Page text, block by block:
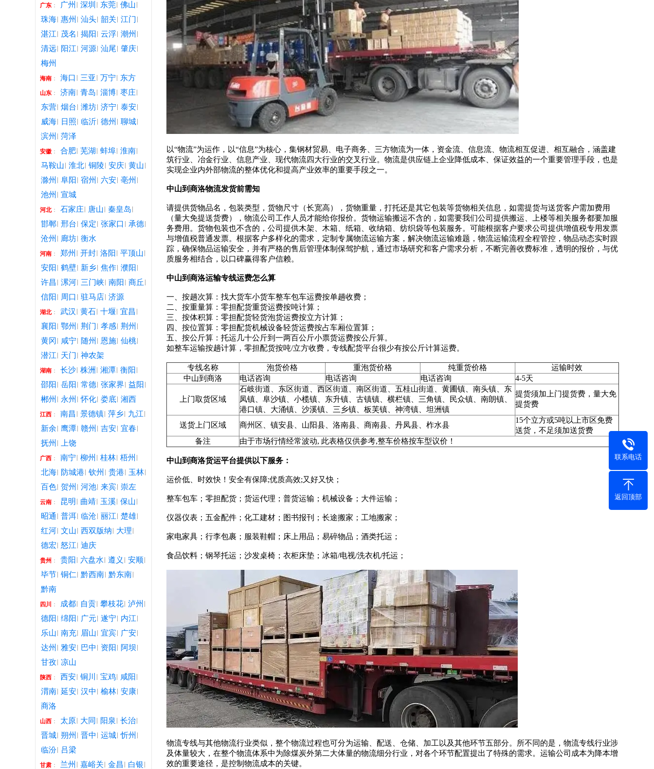
广东 ： 广州 深圳 东莞 佛山
珠海 惠州 汕头 韶关 江门
湛江
茂名 揭阳 云浮 潮州
清远
阳江 河源 汕尾 肇庆
梅州
海南 ： 海口 三亚 万宁 东方
山东 ： 济南 青岛 淄博 枣庄
东营 烟台 潍坊 济宁 泰安
威海
日照 临沂 德州
聊城
滨州
菏泽
安徽 ： 合肥 芜湖 蚌埠 淮南
马鞍山 淮北 铜陵 安庆 黄山
滁州
阜阳 宿州 六安 亳州
池州
宣城
河北： 石家庄 唐山 秦皇岛
邯郸 邢台 保定 张家口
承德
沧州
廊坊 衡水
河南 ： 郑州 开封 洛阳
平顶山
安阳
鹤壁 新乡 焦作 濮阳
许昌
漯河 三门峡 南阳
商丘
信阳
周口 驻马店 济源
湖北： 武汉 黄石 十堰 宜昌
襄阳
鄂州 荆门 孝感 荆州
黄冈
咸宁 随州 恩施 仙桃
潜江
天门 神农架
湖南 ： 长沙 株洲 湘潭 衡阳
邵阳
岳阳 常德 张家界 益阳
郴州
永州 怀化 娄底 湘西
江西 ： 南昌 景德镇 萍乡 九江
新余
鹰潭 赣州 吉安 宜春
抚州
上饶
广西 ： 南宁 柳州 桂林 梧州
北海
防城港 钦州 贵港
玉林
百色 贺州 河池 来宾 崇左
云南 ： 昆明 曲靖 玉溪 保山
昭通
普洱 临沧 丽江 楚雄
红河 文山 西双版纳
大理
德宏 怒江 迪庆
贵州 ： 贵阳 六盘水 遵义
安顺
毕节 铜仁 黔西南 黔东南
黔南
四川 ： 成都 自贡 攀枝花 泸州
德阳
绵阳 广元 遂宁 内江
乐山 南充 眉山 宜宾
广安
达州
雅安 巴中 资阳
阿坝
甘孜 凉山
陕西 ： 西安 铜川 宝鸡
咸阳
渭南 延安 汉中 榆林 安康
商洛
山西 ： 太原 大同 阳泉
长治
晋城 朔州 晋中 运城 忻州
临汾
吕梁
甘肃 ： 兰州 嘉峪关 金昌
白银
以“物流”为运作，以“信息”为核心，集钢材贸易、电子商务、三方物流为一体，资金流、信息流、物流相互促进、相互融合，涵盖建
筑行业、冶金行业、信息产业、现代物流四大行业的交叉行业。物流是供应链上企业降低成本、保证效益的一个重要管理手段，也是
实现企业内外部物流的整体优化和提高产业效率的重要手段之一。
中山到商洛物流发货前需知
请提供货物品名，包装类型，货物尺寸（长宽高），货物重量，打托还是其它包装等货物相关信息，如需提货与送货客户需加费用
（量大免提送货费），物流公司工作人员才能给你报价。货物运输搬运不含的，如需要我们公司提供搬运、上楼等相关服务都要加服
务费用。货物包装也不含的，公司提供木架、木箱、纸箱、收纳箱、纺织袋等包装服务。可能根据客户要求公司提供增值税专用发票
与增值税普通发票。根据客户多样化的需求，定制专属物流运输方案，解决物流运输难题，物流运输流程全程管控，物品动态实时跟
踪，确保物品运输安全，并有严格的售后管理体制保驾护航，通过市场研究和客户需求分析，不断完善收费标准，透明的报价，与优
质服务相结合，以口碑赢得客户信赖。
中山到商洛运输专线运费怎么算
一、按趟次算：找大货车小货车整车包车运费按单趟收费；
二、按重量算：零担配货重货运费按吨计算；
三、按体积算：零担配货轻货泡货运费按立方计算；
四、按位置算：零担配货机械设备轻货运费按占车厢位置算；
五、按公斤算：托运几十公斤到一两百公斤小票货运费按公斤算。
如整车运输按趟计算，零担配货按吨/立方收费，专线配货平台很少有按公斤计算运费。
专线名称 泡货价格 重泡货价格 纯重货价格
运输时效
中山到商洛
电话咨询 电话咨询 电话咨询 4-5天
上门取货区域
石岐街道、东区街道、西区街道、南区街道、五桂山街道、黄圃镇、南头镇、东
凤镇、阜沙镇、小榄镇、东升镇、古镇镇、横栏镇、三角镇、民众镇、南朗镇、
港口镇、大涌镇、沙溪镇、三乡镇、板芙镇、神湾镇、坦洲镇
提货须加上门提货费，量大免
提货费
送货上门区域 商州区、镇安县、山阳县、洛南县、商南县、丹凤县、柞水县
15个立方或5吨以上市区免费
送货，不足须加送货费
备注
由于市场行情经常波动, 此表格仅供参考,整车价格按车型议价！
中山到商洛货运平台提供以下服务：
运价低、时效快！安全有保障;优质高效;又好又快；
整车包车；零担配货；货运代理；普货运输；机械设备；大件运输；
仪器仪表；五金配件；化工建材；图书报刊；长途搬家；工地搬家；
家电家具；行李包裹；服装鞋帽；床上用品；易碎物品；酒类托运；
食品饮料；钢琴托运；沙发桌椅；衣柜床垫；冰箱/电视/洗衣机/托运；
物流专线与其他物流行业类似，整个物流过程也可分为运输、配送、仓储、加工以及其他环节五部分。所不同的是，物流专线行业涉
及体量较大，在整个物流体系中为除煤炭外第二大体量的物流细分行业，对各个环节配置提出了特殊的需求。运输公司成本为降本增
效的重要途径，是控制物流成本的关键。
联系电话
返回顶部